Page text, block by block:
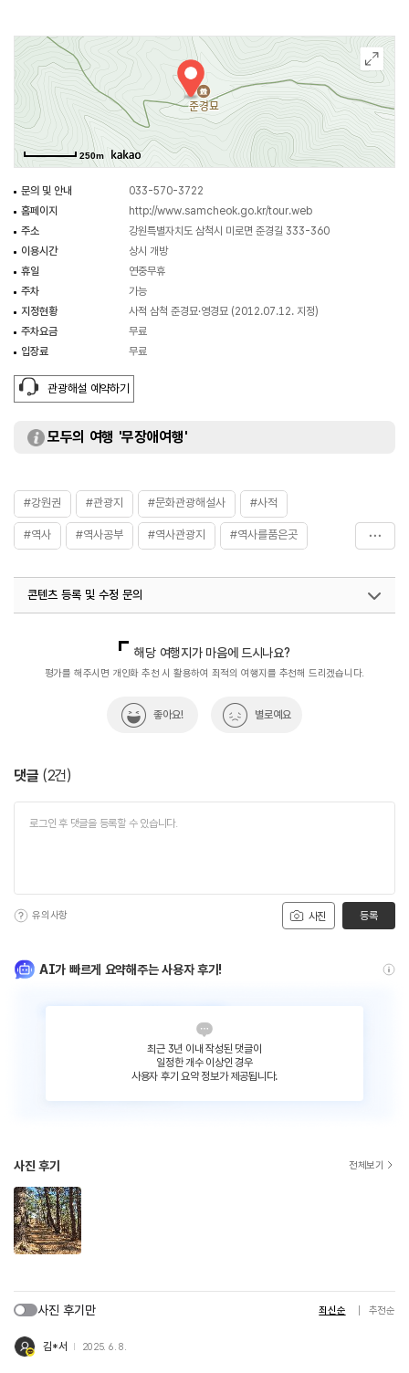
불렀지만, 진위가 분명하지 않다. 1899년(광무 3) 영경묘와 함께 묘소를
수축하여 제각과 비각 등을 건축하고 준경묘로 추존하였다. 묘 앞의 제각,
재실과 목조대왕 구거유지비 그리고 이양무 장군 부인의 무덤인 영경묘와 함께
2012년 사적으로 지정되었다. 삼척 준경묘와 영경묘는 남한 지역에서 유일한
조선 왕실 선대의 능묘로서 중요한 역사적, 학술적 가치를 지니고 있다. 매년
4월 20일 전주 이 씨 대종 종약원 주관으로 제향을 올린다. 이 일대는 오래된
금강소나무들이 빽빽이 들어찬 솔숲이 있는데 아름다운 숲 전국대회에서 가장
250m
문의 및 안내
033-570-3722
홈페이지
http://www.samcheok.go.kr/tour.web
주소
강원특별자치도 삼척시 미로면 준경길 333-360
이용시간
상시 개방
휴일
연중무휴
주차
가능
지정현황
사적 삼척 준경묘·영경묘 (2012.07.12. 지정)
주차요금
무료
입장료
무료
관광해설 예약하기
모두의 여행 '무장애여행'
#강원권 #관광지 #문화관광해설사 #사적
#역사 #역사공부 #역사관광지 #역사를품은곳
#역사유적 #역사유적지
콘텐츠 등록 및 수정 문의
해당 여행지가 마음에 드시나요?
평가를 해주시면 개인화 추천 시 활용하여 최적의 여행지를 추천해 드리겠습니다.
좋아요! 별로예요
댓글 (2건)
사진
유의사항 등록
AI가 빠르게 요약해주는 사용자 후기!
최근 3년 이내 작성된 댓글이
일정한 개수 이상인 경우
사용자 후기 요약 정보가 제공됩니다.
사진 후기 전체보기
사진 후기만 최신순 추천순
김*서 2025. 6. 8.